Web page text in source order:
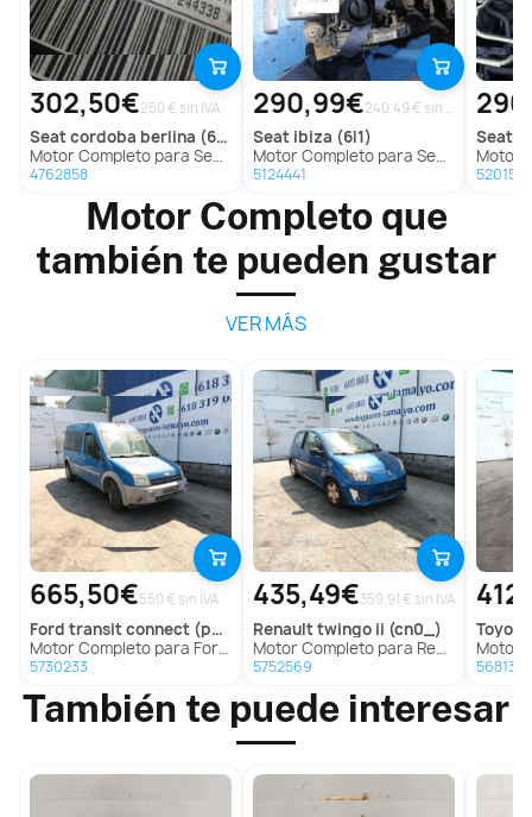
302,50€250 € sin IVA
seatcordoba berlina (6l2)
Motor Completo para Seat Cordoba Berlina (6L2)
4762858
290,99€ 240.49 € sin IVA
seat ibiza (6l1)
Motor Completo para Seat Ibiza (6L1)
5124441
seat
Motor
5201515
Motor Completo que
también te pueden gustar
VER MÁS
665,50€550 € sin IVA
ford transit connect (p65_, p70_, p80_)
Motor Completo para Ford Transit Connect (P65_, P70_, P80_)
5730233
435,49€359.91 € sin IVA
renaulttwingo ii (cn0_)
Motor Completo para Renault Twingo Ii (Cn0_)
5752569
toyota
Motor
También te puede interesar